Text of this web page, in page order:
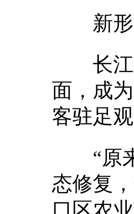
新形
长江
面，成
客驻足观
“原来
态修复